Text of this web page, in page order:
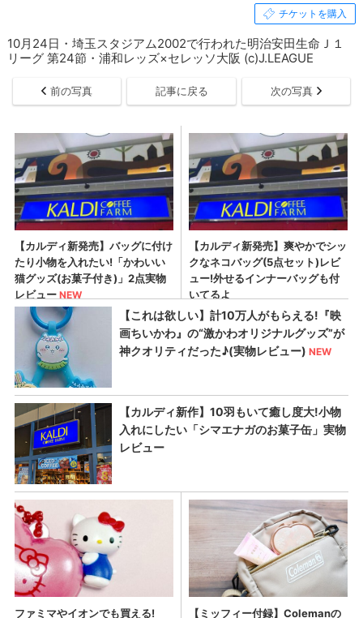
チケットを購入
10月24日・埼玉スタジアム2002で行われた明治安田生命Ｊ１
リーグ 第24節・浦和レッズ×セレッソ大阪 (c)J.LEAGUE
前の写真 記事に戻る 次の写真